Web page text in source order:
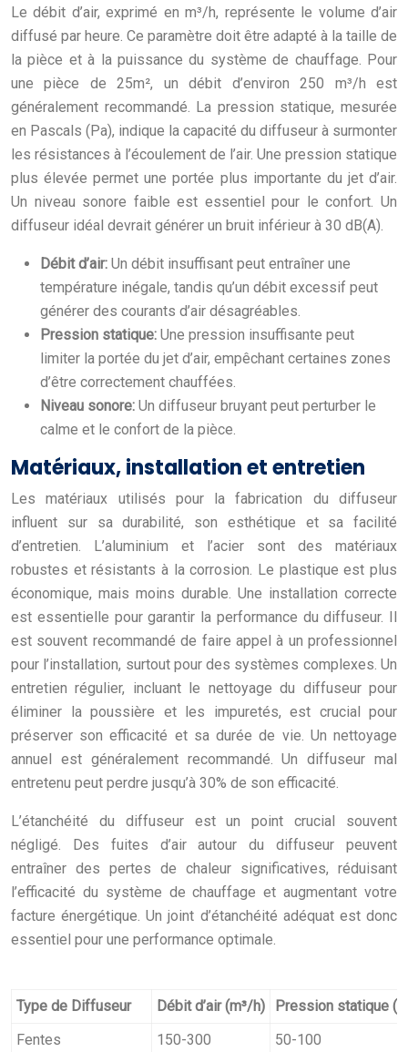
Le débit d’air, exprimé en m³/h, représente le volume d’air
diffusé par heure. Ce paramètre doit être adapté à la taille de
la pièce et à la puissance du système de chauffage. Pour
une pièce de 25m², un débit d’environ 250 m³/h est
généralement recommandé. La pression statique, mesurée
en Pascals (Pa), indique la capacité du diffuseur à surmonter
les résistances à l’écoulement de l’air. Une pression statique
plus élevée permet une portée plus importante du jet d’air.
Un niveau sonore faible est essentiel pour le confort. Un
diffuseur idéal devrait générer un bruit inférieur à 30 dB(A).
Débit d’air: Un débit insuffisant peut entraîner une
température inégale, tandis qu’un débit excessif peut
générer des courants d’air désagréables.
Pression statique: Une pression insuffisante peut
limiter la portée du jet d’air, empêchant certaines zones
d’être correctement chauffées.
Niveau sonore: Un diffuseur bruyant peut perturber le
calme et le confort de la pièce.
Matériaux, installation et entretien
Les matériaux utilisés pour la fabrication du diffuseur
influent sur sa durabilité, son esthétique et sa facilité
d’entretien. L’aluminium et l’acier sont des matériaux
robustes et résistants à la corrosion. Le plastique est plus
économique, mais moins durable. Une installation correcte
est essentielle pour garantir la performance du diffuseur. Il
est souvent recommandé de faire appel à un professionnel
pour l’installation, surtout pour des systèmes complexes. Un
entretien régulier, incluant le nettoyage du diffuseur pour
éliminer la poussière et les impuretés, est crucial pour
préserver son efficacité et sa durée de vie. Un nettoyage
annuel est généralement recommandé. Un diffuseur mal
entretenu peut perdre jusqu’à 30% de son efficacité.
L’étanchéité du diffuseur est un point crucial souvent
négligé. Des fuites d’air autour du diffuseur peuvent
entraîner des pertes de chaleur significatives, réduisant
l’efficacité du système de chauffage et augmentant votre
facture énergétique. Un joint d’étanchéité adéquat est donc
essentiel pour une performance optimale.
Type de Diffuseur Débit d’air (m³/h)
Pression statique
Fentes
150-300
50-100